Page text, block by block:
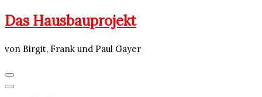
Skip
to
Das Hausbauprojekt
von Birgit, Frank und Paul Gayer